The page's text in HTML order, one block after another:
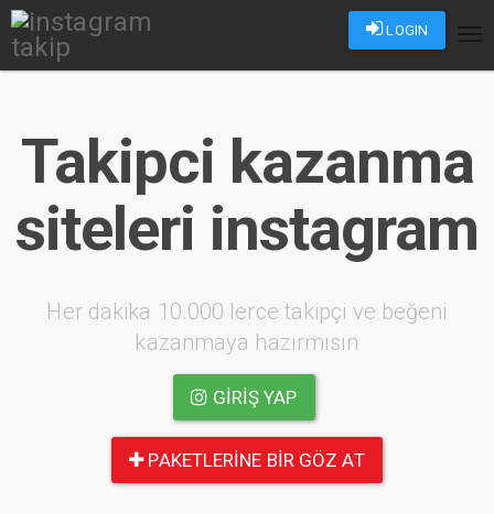
LOGIN
Takipci kazanma
siteleri instagram
Her dakika 10.000 lerce takipçi ve beğeni
kazanmaya hazırmısın
GIRIŞ YAP
PAKETLERINE BIR GÖZ AT